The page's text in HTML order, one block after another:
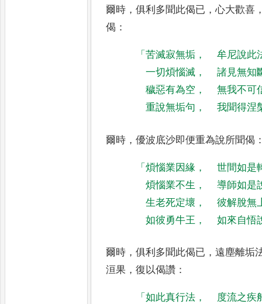
爾時 ，俱利多聞此偈已 ，心大歡喜
偈 ：
「苦滅寂無垢 ，
牟尼說此
一切煩惱滅 ，
諸見無知
穢惡有為空 ，
無我不可
重說無垢句 ， 我聞得涅
爾時 ，優波底沙即便重為說所聞偈
「煩惱業因緣 ，
世間如是
煩惱業不生 ，
導師如是
生老死定壞 ，
彼解脫無
如彼勇牛王 ， 如來自悟
爾時 ，俱利多聞此偈已 ，遠塵離垢
洹果 ，復以偈讚 ：
「如此真行法 ，
度流之疾